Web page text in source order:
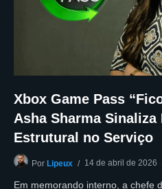
Xbox Game Pass
Asha Sharma
Estrutural no Serviço
Por Lipeux 14 de abril de 2026
Em memorando interno, a chefe